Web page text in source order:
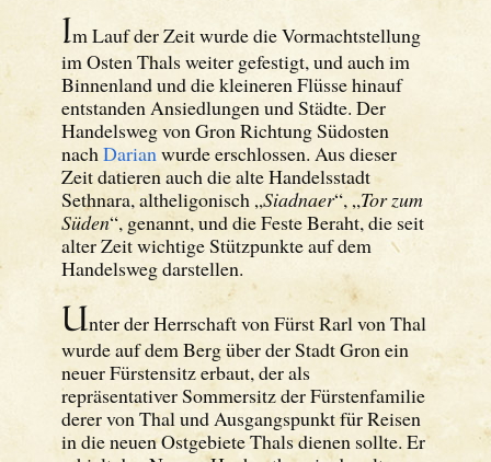
Im Lauf der Zeit wurde die Vormachtstellung
im Osten Thals weiter gefestigt, und auch im
Binnenland und die kleineren Flüsse hinauf
entstanden Ansiedlungen und Städte. Der
Handelsweg von Gron Richtung Südosten
nach Darian wurde erschlossen. Aus dieser
Zeit datieren auch die alte Handelsstadt
Sethnara, altheligonisch „Siadnaer“, „Tor zum
Süden“, genannt, und die Feste Beraht, die seit
alter Zeit wichtige Stützpunkte auf dem
Handelsweg darstellen.
Unter der Herrschaft von Fürst Rarl von Thal
wurde auf dem Berg über der Stadt Gron ein
neuer Fürstensitz erbaut, der als
repräsentativer Sommersitz der Fürstenfamilie
derer von Thal und Ausgangspunkt für Reisen
in die neuen Ostgebiete Thals dienen sollte. Er